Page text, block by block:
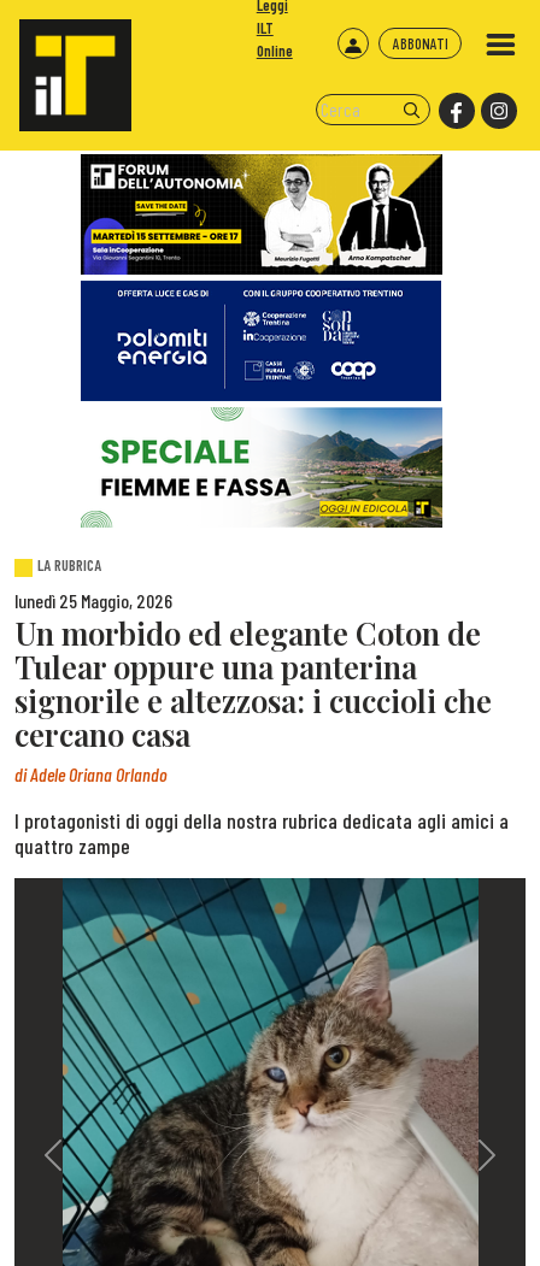
ABBONATI
Leggi
ILT
Online
LA RUBRICA
lunedì 25 Maggio, 2026
Un morbido ed elegante Coton de
Tulear oppure una panterina
signorile e altezzosa: i cuccioli che
cercano casa
diAdele Oriana Orlando
I protagonisti di oggi della nostra rubrica dedicata agli amici a
quattro zampe
Previous Next